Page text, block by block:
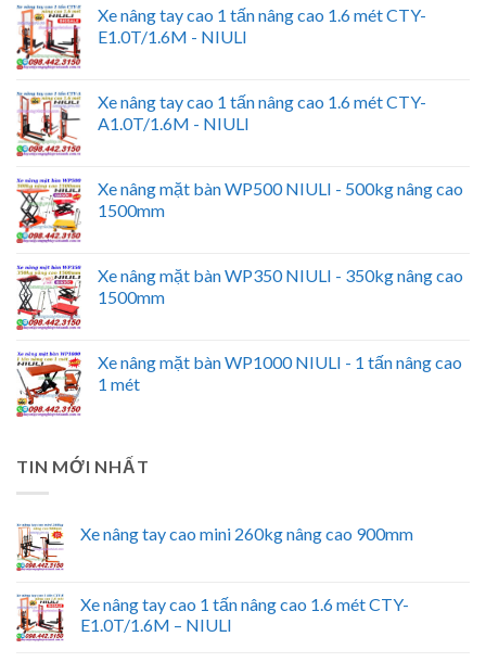
Xe nâng tay cao 1 tấn nâng cao 1.6 mét CTY-
E1.0T/1.6M - NIULI
Xe nâng tay cao 1 tấn nâng cao 1.6 mét CTY-
A1.0T/1.6M - NIULI
Xe nâng mặt bàn WP500 NIULI - 500kg nâng cao
1500mm
Xe nâng mặt bàn WP350 NIULI - 350kg nâng cao
1500mm
Xe nâng mặt bàn WP1000 NIULI - 1 tấn nâng cao
1 mét
TIN MỚI NHẤT
Xe nâng tay cao mini 260kg nâng cao 900mm
Xe nâng tay cao 1 tấn nâng cao 1.6 mét CTY-
E1.0T/1.6M – NIULI